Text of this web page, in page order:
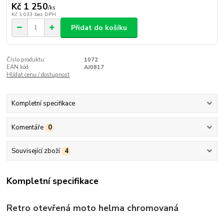
Kč 1 250/ks
Kč 1 033 bez DPH
Přidat do košíku
Číslo produktu:
1072
EAN kód:
AJ0817
Hlídat cenu / dostupnost
Kompletní specifikace
Komentáře 0
Související zboží 4
Kompletní specifikace
Retro otevřená moto helma chromovaná